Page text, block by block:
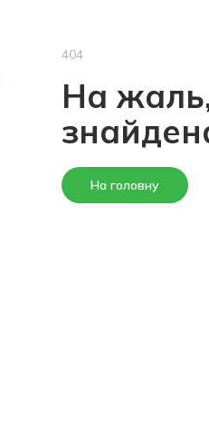
404
На
На головну